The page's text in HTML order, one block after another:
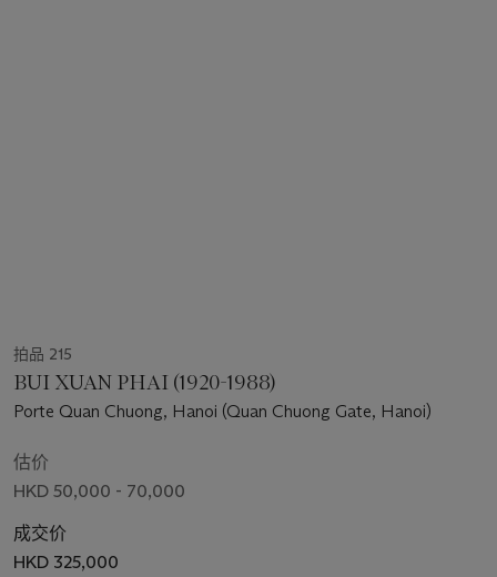
拍品 215
BUI XUAN PHAI (1920-1988)
Porte Quan Chuong, Hanoi (Quan Chuong Gate, Hanoi)
估价
HKD 50,000 - 70,000
成交价
HKD 325,000